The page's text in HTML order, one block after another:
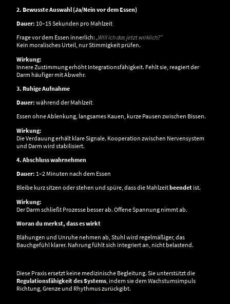
2. Bewusste Auswahl (Ja/Nein vor dem Essen)
Dauer: 10–15 Sekunden pro Mahlzeit
Frage vor dem Essen innerlich: „Will ich das jetzt wirklich?“
Kein moralisches Urteil, nur Stimmigkeit prüfen.
Wirkung:
Innere Zustimmung erhöht Integrationsfähigkeit. Fehlt sie, reagiert der
Darm häufiger mit Abwehr.
3. Ruhige Aufnahme
Dauer: während der Mahlzeit
Essen ohne Ablenkung, langsames Kauen, kurze Pausen zwischen Bissen.
Wirkung:
Die Verdauung erhält klare Signale. Kooperation zwischen Nervensystem
und Darm wird stabilisiert.
4. Abschluss wahrnehmen
Dauer: 1–2 Minuten nach dem Essen
Bleibe kurz sitzen oder stehen und spüre, dass die Mahlzeitbeendet ist.
Wirkung:
Der Darm schließt Prozesse besser ab. Offene Spannung nimmt ab.
Woran du merkst, dass es wirkt
Blähungen und Unruhe nehmen ab, Stuhl wird regelmäßiger, das
Bauchgefühl klarer. Nahrung fühlt sich integriert an, nicht belastend.
Diese Praxis ersetzt keine medizinische Begleitung. Sie unterstützt die
Regulationsfähigkeit des Systems , indem sie dem Wachstumsimpuls
Richtung, Grenze und Rhythmus zurückgibt.